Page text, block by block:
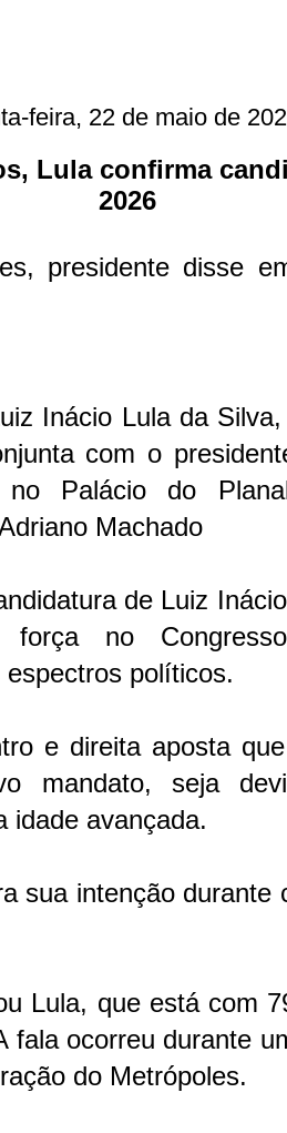
feira, 22 de maio de
Lula confirma
2026
presidente disse
Inácio Lula da
com o
Palácio do
Machado
de Luiz
no Congresso
políticos.
e direita aposta
mandato, seja
idade avançada.
sua intenção durante
Lula, que está com
fala ocorreu durante
do Metrópoles.